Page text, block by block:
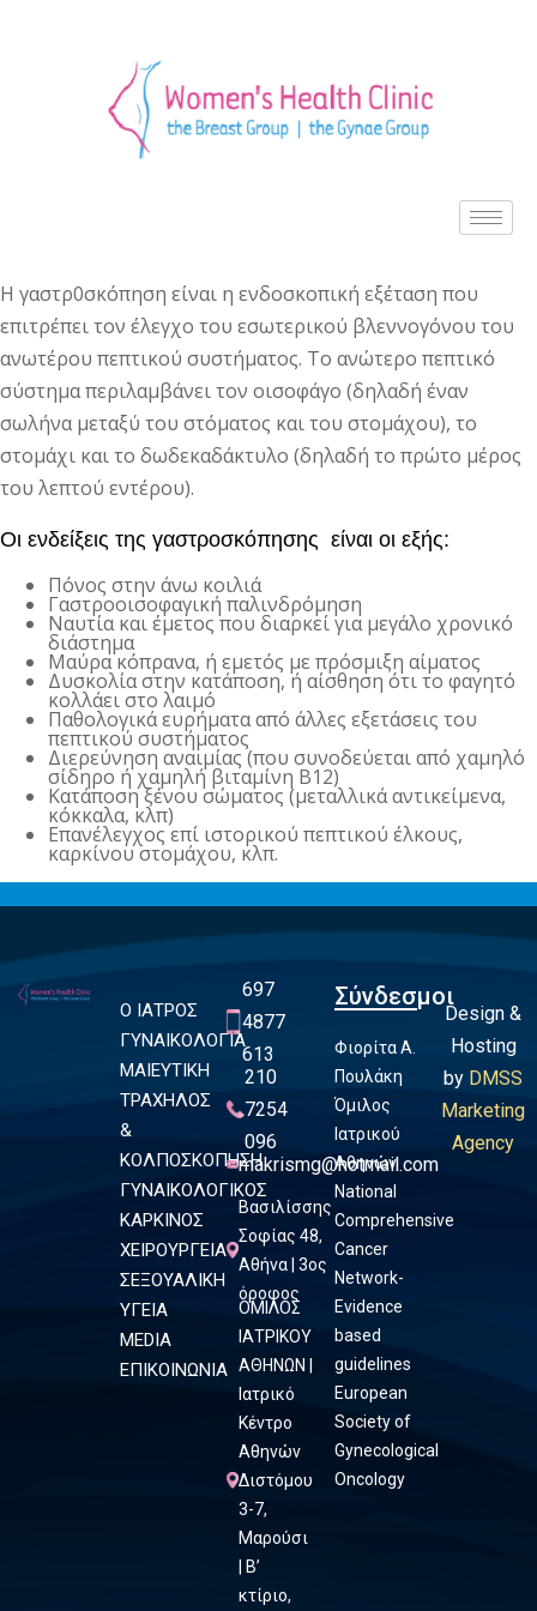
Η γαστρ0σκόπηση είναι η ενδοσκοπική εξέταση που
επιτρέπει τον έλεγχο του εσωτερικού βλεννογόνου του
ανωτέρου πεπτικού συστήματος. Το ανώτερο πεπτικό
σύστημα περιλαμβάνει τον οισοφάγο (δηλαδή έναν
σωλήνα μεταξύ του στόματος και του στομάχου), το
στομάχι και το δωδεκαδάκτυλο (δηλαδή το πρώτο μέρος
του λεπτού εντέρου).
Οι ενδείξεις της γαστροσκόπησης είναι οι εξής:
Πόνος στην άνω κοιλιά
Γαστροοισοφαγική παλινδρόμηση
Ναυτία και έμετος που διαρκεί για μεγάλο χρονικό
διάστημα
Μαύρα κόπρανα, ή εμετός με πρόσμιξη αίματος
Δυσκολία στην κατάποση, ή αίσθηση ότι το φαγητό
κολλάει στο λαιμό
Παθολογικά ευρήματα από άλλες εξετάσεις του
πεπτικού συστήματος
Διερεύνηση αναιμίας (που συνοδεύεται από χαμηλό
σίδηρο ή χαμηλή βιταμίνη B12)
Κατάποση ξένου σώματος (μεταλλικά αντικείμενα,
κόκκαλα, κλπ)
Επανέλεγχος επί ιστορικού πεπτικού έλκους,
καρκίνου στομάχου, κλπ.
Ο ΙΑΤΡΟΣ
ΓΥΝΑΙΚΟΛΟΓΙΑ
ΜΑΙΕΥΤΙΚΗ
ΤΡΑΧΗΛΟΣ
&
ΚΟΛΠΟΣΚΟΠΗΣΗ
ΓΥΝΑΙΚΟΛΟΓΙΚΟΣ
ΚΑΡΚΙΝΟΣ
ΧΕΙΡΟΥΡΓΕΙΑ
ΣΕΞΟΥΑΛΙΚΗ
ΥΓΕΙΑ
MEDIA
ΕΠΙΚΟΙΝΩΝΙΑ
697
4877
613
210
7254
096
makrismg@hotmail.com
Βασιλίσσης
Σοφίας 48,
Αθήνα | 3ος
όροφος
ΟΜΙΛΟΣ
ΙΑΤΡΙΚΟΥ
ΑΘΗΝΩΝ |
Ιατρικό
Κέντρο
Αθηνών
Διστόμου
3-7,
Μαρούσι
| Β’
κτίριο,
Σύνδεσμοι
Φιορίτα Α.
Πουλάκη
Όμιλος
Ιατρικού
Αθηνών
National
Comprehensive
Cancer
Network-
Evidence
based
guidelines
European
Society of
Gynecological
Oncology
Design &
Hosting
by DMSS
Marketing
Agency